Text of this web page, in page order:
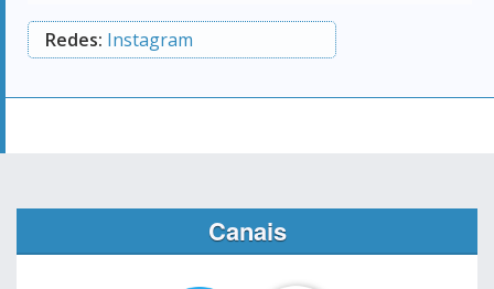
Redes: Instagram
Canais